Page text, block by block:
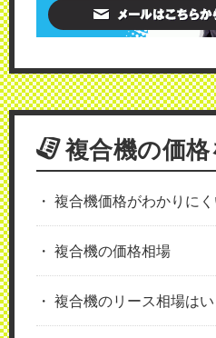
複合機の価
複合機価格がわかりに
複合機の価格相場
複合機のリース相場はい